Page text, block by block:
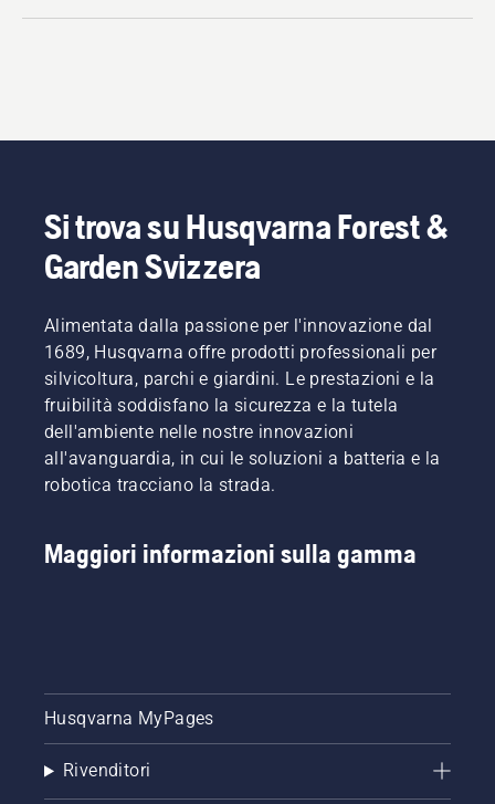
Si trova su Husqvarna Forest &
Garden Svizzera
Alimentata dalla passione per l'innovazione dal
1689, Husqvarna offre prodotti professionali per
silvicoltura, parchi e giardini. Le prestazioni e la
fruibilità soddisfano la sicurezza e la tutela
dell'ambiente nelle nostre innovazioni
all'avanguardia, in cui le soluzioni a batteria e la
robotica tracciano la strada.
Maggiori informazioni sulla gamma
Husqvarna MyPages
Rivenditori